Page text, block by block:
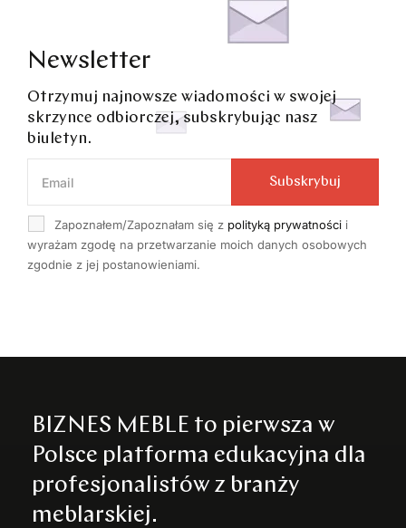
Newsletter
Otrzymuj najnowsze wiadomości w swojej
skrzynce odbiorczej, subskrybując nasz
biuletyn.
Zapoznałem/Zapoznałam się z polityką prywatności i
wyrażam zgodę na przetwarzanie moich danych osobowych
zgodnie z jej postanowieniami.
Subskrybuj
BIZNES MEBLE to pierwsza w
Polsce platforma edukacyjna dla
profesjonalistów z branży
meblarskiej.